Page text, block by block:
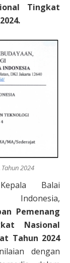
Tingkat
2024
Balai
Pemenang
Nasional
Tahun 2024
dengan